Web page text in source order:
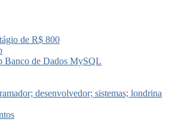
de R$ 800
Banco de Dados MySQL
desenvolvedor; sistemas; londrina